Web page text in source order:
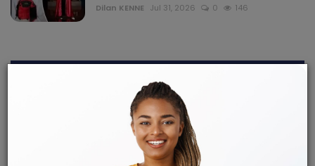
Dilan KENNE Jul 31, 2026 0 146